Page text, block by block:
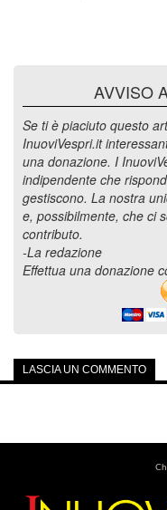
AVVISO
Se ti è piaciuto questo
InuoviVespri.it
una donazione. I
indipendente che
gestiscono. La nostra
e, possibilmente, che ci
contributo.
-La redazione
Effettua una donazione
LASCIA UN COMMENTO